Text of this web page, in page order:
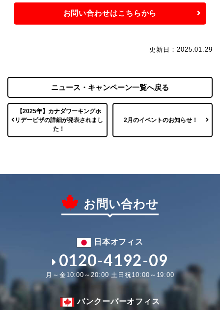
お問い合わせはこちらから
更新日：2025.01.29
【2025年】カナダワーキングホ
リデービザの詳細が発表されまし
た！
ニュース・キャンペーン一覧へ戻る
2月のイベントのお知らせ！
お問い合わせ
日本オフィス
0120-4192-09
月～金10:00～20:00 土日祝10:00～19:00
バンクーバーオフィス